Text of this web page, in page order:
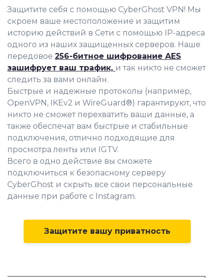
Защитите себя с помощью CyberGhost VPN! Мы
скроем ваше местоположение и защитим
историю действий в Сети с помощью IP-адреса
одного из наших защищенных серверов. Наше
передовое 256-битное шифрование AES
зашифрует ваш трафик, и так никто не сможет
следить за вами онлайн.
Быстрые и надежные протоколы (например,
OpenVPN, IKEv2 и WireGuard®) гарантируют, что
никто не сможет перехватить ваши данные, а
также обеспечат вам быстрые и стабильные
подключения, отлично подходящие для
просмотра ленты или IGTV.
Всего в одно действие вы сможете
подключиться к безопасному серверу
CyberGhost и скрыть все свои персональные
данные при работе с Instagram.
Защитите вашу приватность